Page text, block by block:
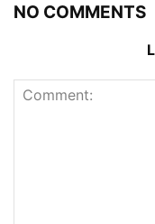
NO COMMENTS